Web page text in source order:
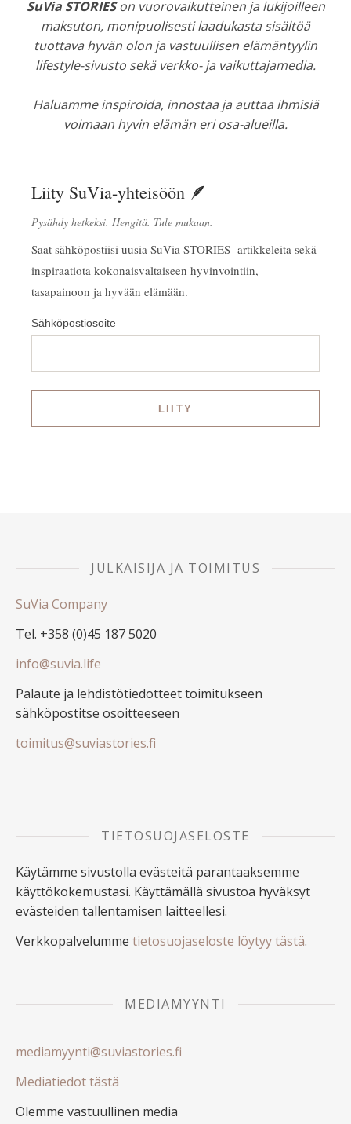
SuVia STORIESon vuorovaikutteinen ja lukijoilleen
maksuton, monipuolisesti laadukasta sisältöä
tuottava hyvän olon ja vastuullisen elämäntyylin
lifestyle-sivusto sekä verkko- ja vaikuttajamedia.
Haluamme inspiroida, innostaa ja auttaa ihmisiä
voimaan hyvin elämän eri osa-alueilla.
Liity SuVia-yhteisöön 🪶
Pysähdy hetkeksi. Hengitä. Tule mukaan.
Saat sähköpostiisi uusia SuVia STORIES -artikkeleita sekä
inspiraatiota kokonaisvaltaiseen hyvinvointiin,
tasapainoon ja hyvään elämään.
Sähköpostiosoite
JULKAISIJA JA TOIMITUS
SuVia Company
Tel. +358 (0)45 187 5020
info@suvia.life
Palaute ja lehdistötiedotteet toimitukseen
sähköpostitse osoitteeseen
toimitus@suviastories.fi
TIETOSUOJASELOSTE
Käytämme sivustolla evästeitä parantaaksemme
käyttökokemustasi. Käyttämällä sivustoa hyväksyt
evästeiden tallentamisen laitteellesi.
Verkkopalvelumme tietosuojaseloste löytyy tästä.
MEDIAMYYNTI
mediamyynti@suviastories.fi
Mediatiedot tästä
Olemme vastuullinen media